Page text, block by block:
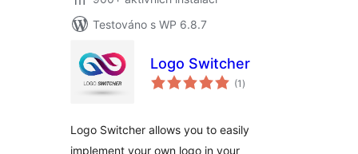
Testováno s WP 6.8.7
Logo Switcher
(1 celkové
hodnocení
)
Logo Switcher allows you to easily
implement your own logo in your